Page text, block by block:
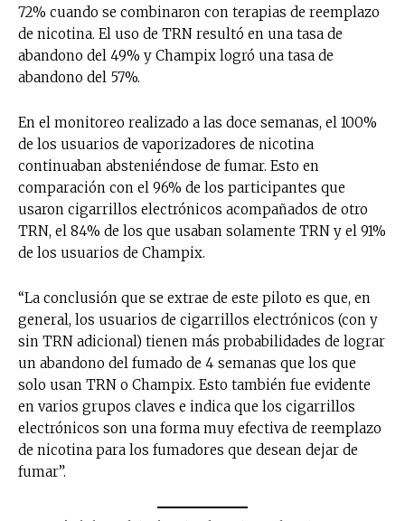
72% cuando se combinaron con terapias de reemplazo
de nicotina. El uso de TRN resultó en una tasa de
abandono del 49% y Champix logró una tasa de
abandono del 57%.
En el monitoreo realizado a las doce semanas, el 100%
de los usuarios de vaporizadores de nicotina
continuaban absteniéndose de fumar. Esto en
comparación con el 96% de los participantes que
usaron cigarrillos electrónicos acompañados de otro
TRN, el 84% de los que usaban solamente TRN y el 91%
de los usuarios de Champix.
“La conclusión que se extrae de este piloto es que, en
general, los usuarios de cigarrillos electrónicos (con y
sin TRN adicional) tienen más probabilidades de lograr
un abandono del fumado de 4 semanas que los que
solo usan TRN o Champix. Esto también fue evidente
en varios grupos claves e indica que los cigarrillos
electrónicos son una forma muy efectiva de reemplazo
de nicotina para los fumadores que desean dejar de
fumar”.